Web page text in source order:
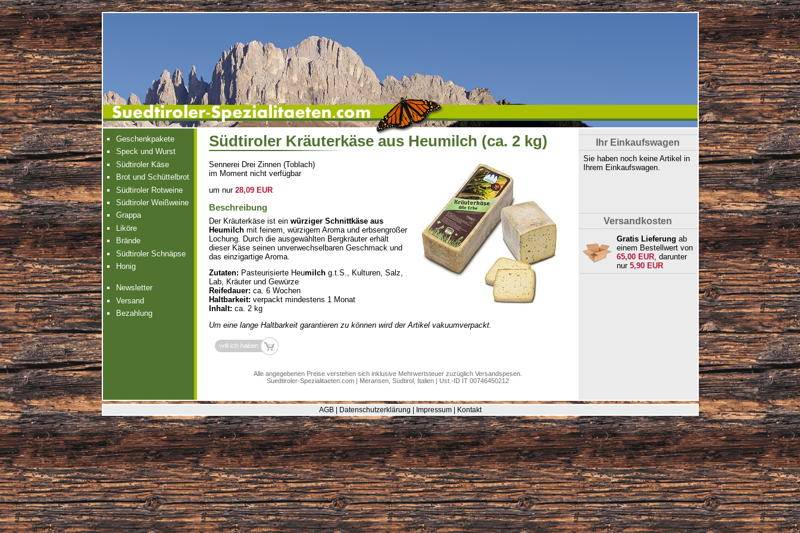
Südtiroler Kräuterkäse aus Heumilch (ca. 2 kg)
Sennerei Drei Zinnen (Toblach)
im Moment nicht verfügbar
um nur 28,09 EUR
Beschreibung
Der Kräuterkäse ist ein würziger Schnittkäse aus
Heumilchmit feinem, würzigem Aroma und erbsengroßer
Lochung. Durch die ausgewählten Bergkräuter erhält
dieser Käse seinen unverwechselbaren Geschmack und
das einzigartige Aroma.
Zutaten: Pasteurisierte Heumilchg.t.S., Kulturen, Salz,
Lab, Kräuter und Gewürze
Reifedauer: ca. 6 Wochen
Haltbarkeit: verpackt mindestens 1 Monat
Inhalt: ca. 2 kg
Um eine lange Haltbarkeit garantieren zu können wird der Artikel vakuumverpackt.
Alle angegebenen Preise verstehen sich inklusive Mehrwertsteuer zuzüglich Versandspesen.
Suedtiroler-Spezialitaeten.com | Meransen, Südtirol, Italien | Ust.-ID IT 00746450212
Geschenkpakete
Speck und Wurst
Südtiroler Käse
Brot und Schüttelbrot
Südtiroler Rotweine
Südtiroler Weißweine
Grappa
Liköre
Brände
Südtiroler Schnäpse
Honig
Newsletter
Versand
Bezahlung
Ihr Einkaufswagen
Sie haben noch keine Artikel in
Ihrem Einkaufswagen.
Versandkosten
Gratis Lieferung ab
einem Bestellwert von
65,00 EUR, darunter
nur 5,90 EUR
AGB| Datenschutzerklärung | Impressum| Kontakt